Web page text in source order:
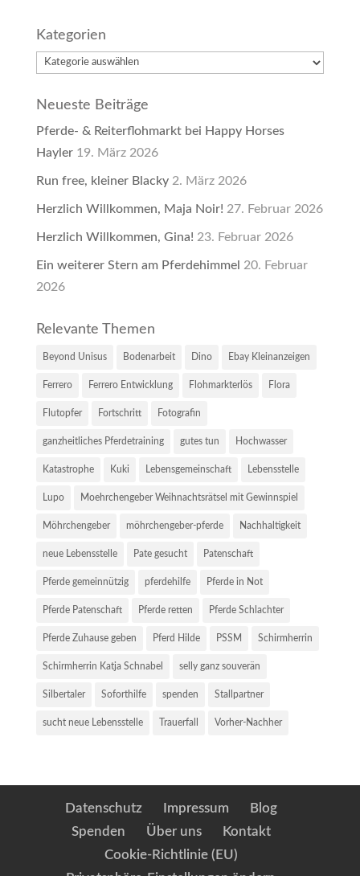
Kategorien
Kategorien
Neueste Beiträge
Pferde- & Reiterflohmarkt bei Happy Horses
Hayler 19. März 2026
Run free, kleiner Blacky 2. März 2026
Herzlich Willkommen, Maja Noir! 27. Februar 2026
Herzlich Willkommen, Gina! 23. Februar 2026
Ein weiterer Stern am Pferdehimmel 20. Februar
2026
Relevante Themen
Beyond Unisus Bodenarbeit Dino Ebay Kleinanzeigen
Ferrero Ferrero Entwicklung Flohmarkterlös Flora
Flutopfer Fortschritt Fotografin
ganzheitliches Pferdetraining gutes tun Hochwasser
Katastrophe Kuki Lebensgemeinschaft Lebensstelle
Lupo Moehrchengeber Weihnachtsrätsel mit Gewinnspiel
Möhrchengeber möhrchengeber-pferde Nachhaltigkeit
neue Lebensstelle Pate gesucht Patenschaft
Pferde gemeinnützig pferdehilfe Pferde in Not
Pferde Patenschaft Pferde retten Pferde Schlachter
Pferde Zuhause geben Pferd Hilde PSSM Schirmherrin
Schirmherrin Katja Schnabel selly ganz souverän
Silbertaler Soforthilfe spenden Stallpartner
sucht neue Lebensstelle Trauerfall Vorher-Nachher
Datenschutz Impressum
Blog
Spenden
Über uns
Kontakt
Cookie-Richtlinie (EU)